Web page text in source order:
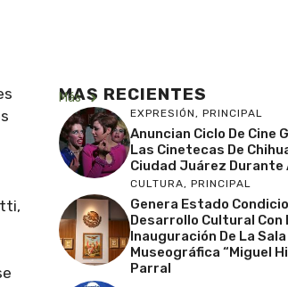
MAS RECIENTES
Más
EXPRESIÓN, PRINCIPAL
Anuncian Ciclo De Cine
Las Cinetecas De
Ciudad Juárez Durante
CULTURA, PRINCIPAL
Genera Estado
Desarrollo Cultural Con
Inauguración De La Sala
Museográfica “Miguel
Parral